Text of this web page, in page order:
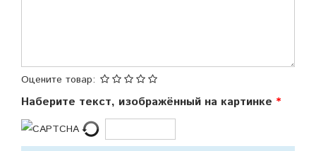
Оцените товар:
Наберите текст, изображённый на картинке